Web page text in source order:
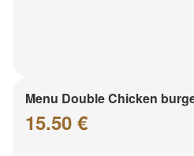
Menu Double Chicken
15.50 €